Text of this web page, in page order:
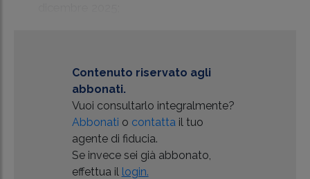
Contenuto riservato agli
abbonati.
Vuoi consultarlo integralmente?
Abbonati o contatta il tuo
agente di fiducia.
Se invece sei già abbonato,
effettua il login.